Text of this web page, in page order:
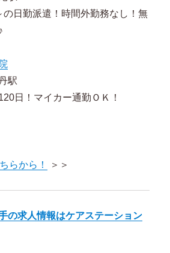
の日勤派遣！時間外勤務なし！無
駅
日！マイカー通勤ＯＫ！
らから！ ＞＞
の求人情報はケアステーション